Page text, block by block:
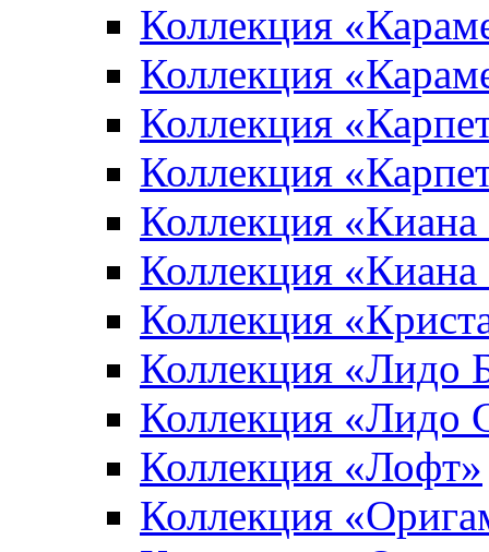
Коллекция
Коллекция
Коллекция
Коллекция
Коллекция
Коллекция
Коллекция
Коллекция «Лидо
Коллекция «Лидо
Коллекция «Лофт»
Коллекция